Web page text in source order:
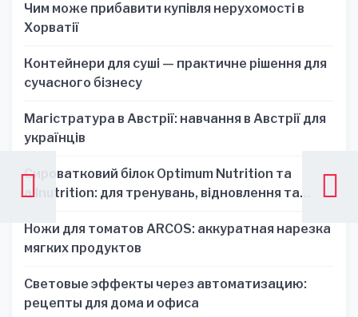
Чим може прибавити купівля нерухомості в
Хорватії
Контейнери для суші — практичне рішення для
сучасного бізнесу
Магістратура в Австрії: навчання в Австрії для
українців
Сироватковий білок Optimum Nutrition та
allnutrition: для тренувань, відновлення та
Ножи для томатов ARCOS: аккуратная нарезка
мягких продуктов
Световые эффекты через автоматизацию:
рецепты для дома и офиса